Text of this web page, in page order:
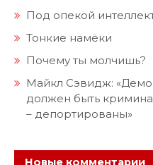
Под опекой
Тонкие намёки
Почему ты молчишь?
Майкл Сэвидж:
должен быть
– депортированы»
Новые комментарии